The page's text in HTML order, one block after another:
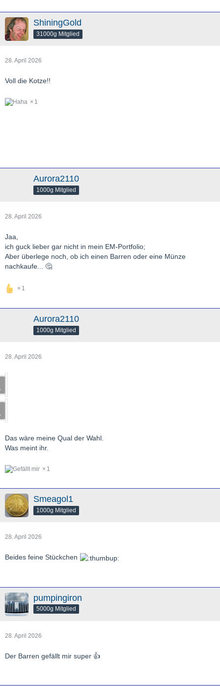
ShiningGold
31000g Mitglied
28. April 2026
Voll die Kotze!!
1
Aurora2110
1000g Mitglied
28. April 2026
Jaa,
ich guck lieber gar nicht in mein EM-Portfolio;
Aber überlege noch, ob ich einen Barren oder eine Münze
nachkaufe... 🤔
1
Aurora2110
1000g Mitglied
28. April 2026
Das wäre meine Qual der Wahl.
Was meint ihr.
1
Smeagol1
1000g Mitglied
28. April 2026
Beides feine Stückchen
pumpingiron
5000g Mitglied
28. April 2026
Der Barren gefällt mir super 👍